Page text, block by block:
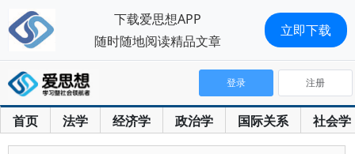
首页 法学 经济学 政治学 国际关系 社会学
登录 注册
下载爱思想APP
随时随地阅读精品文章
立即下载